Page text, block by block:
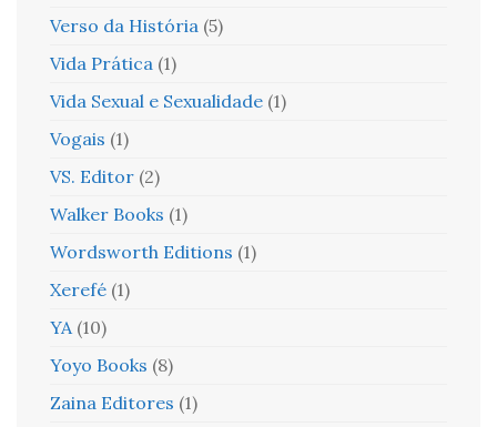
Verso da História (5)
Vida Prática (1)
Vida Sexual e Sexualidade (1)
Vogais (1)
VS. Editor (2)
Walker Books (1)
Wordsworth Editions (1)
Xerefé (1)
YA (10)
Yoyo Books (8)
Zaina Editores (1)